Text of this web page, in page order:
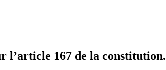
l’article 167 de la constitution.